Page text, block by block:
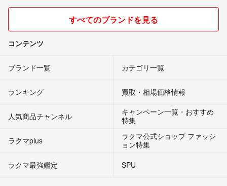
すべてのブランドを見る
コンテンツ
ブランド一覧 カテゴリ一覧
ランキング 買取・相場価格情報
人気商品チャンネル
キャンペーン一覧・おすすめ
特集
ラクマplus
ラクマ公式ショップ ファッシ
ョン特集
ラクマ最強鑑定
SPU